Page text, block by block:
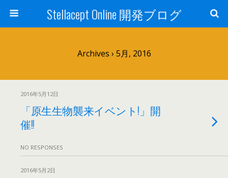
Stellacept Online 開発ブログ
Archives › 5月, 2016
2016年5月12日
「原生生物襲来イベント!」開
催!!
NO RESPONSES
2016年5月2日